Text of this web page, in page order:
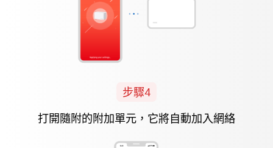
步驟4
打開隨附的附加單元，它將自動加入網絡